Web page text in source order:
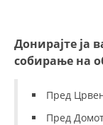
Донирајте ја
собирање на
Пред
Пред